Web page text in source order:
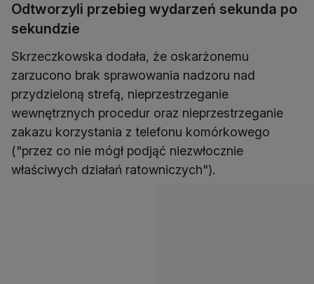
Odtworzyli przebieg wydarzeń sekunda po
sekundzie
Skrzeczkowska dodała, że oskarżonemu
zarzucono brak sprawowania nadzoru nad
przydzieloną strefą, nieprzestrzeganie
wewnętrznych procedur oraz nieprzestrzeganie
zakazu korzystania z telefonu komórkowego
("przez co nie mógł podjąć niezwłocznie
właściwych działań ratowniczych").